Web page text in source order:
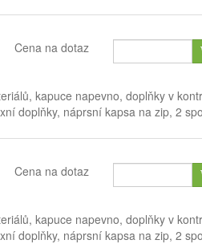
Cena na dotaz
kapuce napevno, doplňky v
doplňky, náprsní kapsa na zip, 2
Cena na dotaz
kapuce napevno, doplňky v
doplňky, náprsní kapsa na zip, 2